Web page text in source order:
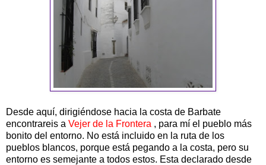
Desde aquí, dirigiéndose hacia la costa de Barbate
encontrareis a Vejer de la Frontera , para mí el pueblo más
bonito del entorno. No está incluido en la ruta de los
pueblos blancos, porque está pegando a la costa, pero su
entorno es semejante a todos estos. Esta declarado desde